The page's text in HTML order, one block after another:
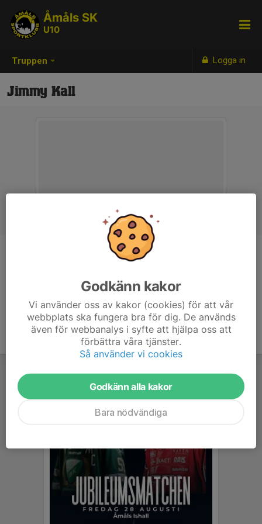
Truppen Logga in
Åmåls SK
U10
Jimmy Kall
Ledare
Godkänn kakor
Vi använder oss av kakor (cookies) för att vår
webbplats ska fungera bra för dig. De används
även för webbanalys i syfte att hjälpa oss att
förbättra våra tjänster.
Så använder vi cookies
Godkänn alla kakor
Bara nödvändiga